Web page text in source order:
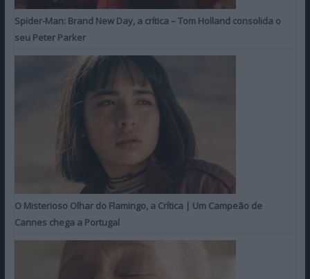
Spider-Man: Brand New Day, a crítica – Tom Holland consolida o
seu Peter Parker
O Misterioso Olhar do Flamingo, a Crítica | Um Campeão de
Cannes chega a Portugal